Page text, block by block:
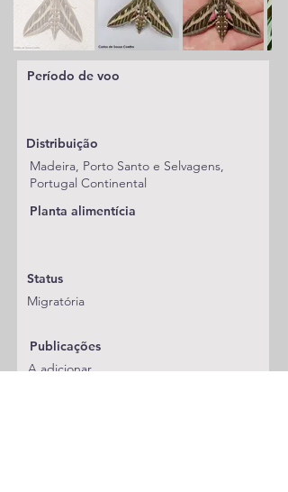
Período de voo
Distribuição
Madeira, Porto Santo e Selvagens,
Portugal Continental
Planta alimentícia
Status
Migratória
Publicações
A adicionar